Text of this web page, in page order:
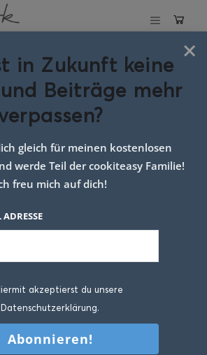
mit
marillen
×
in Zukunft keine
Beiträge mehr
gleich für meinen kostenlosen
werde Teil der cookiteasy Familie!
freu mich auf dich!
akzeptierst du unsere
Datenschutzerklärung.